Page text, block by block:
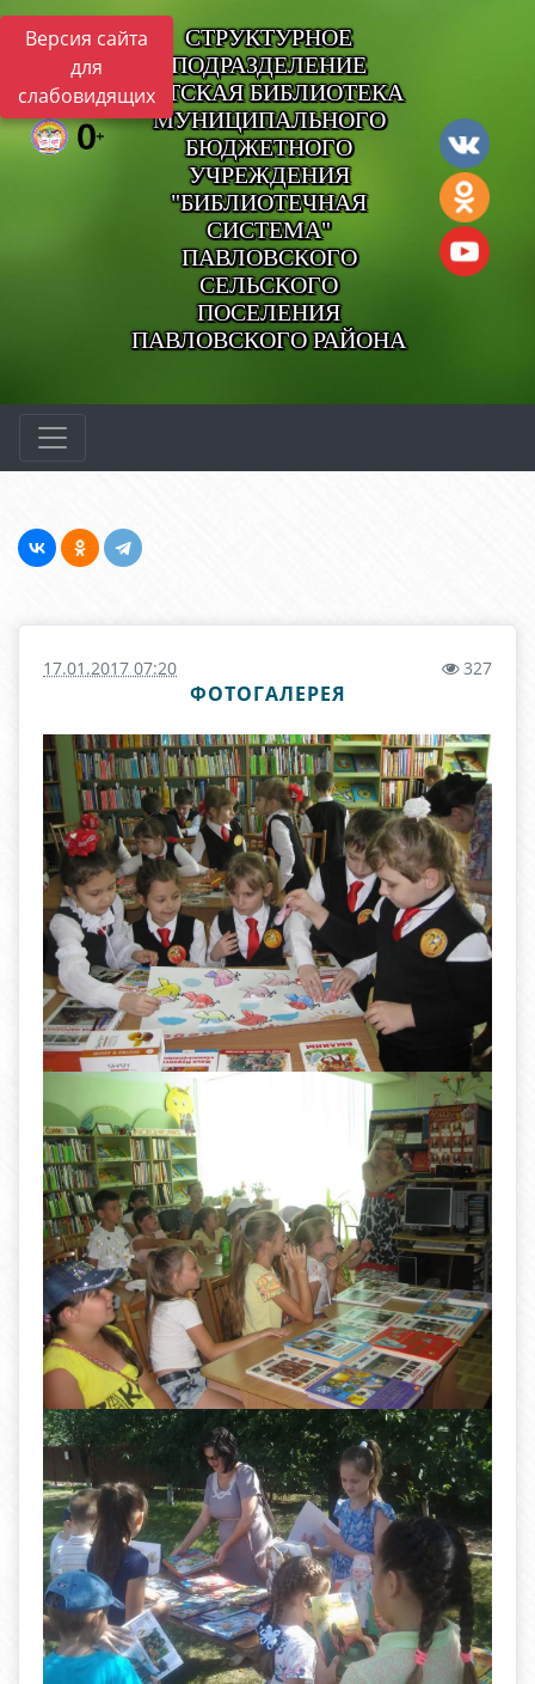
Версия сайта
для
слабовидящих
СТРУКТУРНОЕ
ПОДРАЗДЕЛЕНИЕ
ДЕТСКАЯ БИБЛИОТЕКА
МУНИЦИПАЛЬНОГО
БЮДЖЕТНОГО
УЧРЕЖДЕНИЯ
"БИБЛИОТЕЧНАЯ
СИСТЕМА"
ПАВЛОВСКОГО
СЕЛЬСКОГО
ПОСЕЛЕНИЯ
ПАВЛОВСКОГО РАЙОНА
17.01.2017 07:20 327
ФОТОГАЛЕРЕЯ